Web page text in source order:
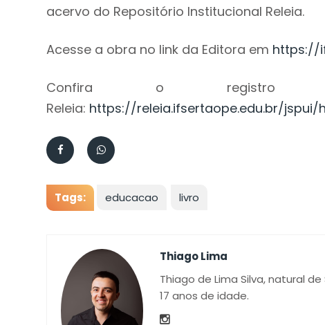
acervo do Repositório Institucional Releia.
Acesse a obra no link da Editora em https://
Confira o registro no
Releia: https://releia.ifsertaope.edu.br/jspui/
Tags: educacao livro
Thiago Lima
Thiago de Lima Silva, natural
17 anos de idade.